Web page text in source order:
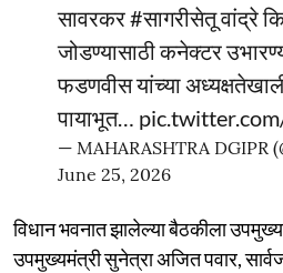
सावरकर#सागरीसेतूवांद्रे
जोडण्यासाठी कनेक्टर
फडणवीस यांच्या
पायाभूत…
— MAHARASHTRA DGIPR
June 25, 2026
विधान भवनात झालेल्या बैठकीला
उपमुख्यमंत्री सुनेत्रा अजित पवार,